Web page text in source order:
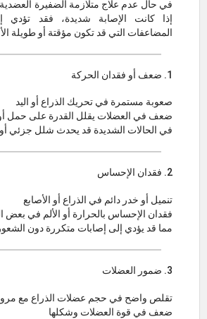
في حال عدم علاج متلازمة الضفيرة
إذا كانت الإصابة شديدة، فقد
المضاعفات التي قد تكون مؤقتة أو طويلة
1. ضعف أو فقدان الحركة
صعوبة مستمرة في تحريك الذراع أو اليد
ضعف في العضلات يقلل القدرة على حمل أو
في الحالات الشديدة قد يحدث شلل جزئي
2. فقدان الإحساس
تنميل أو خدر دائم في الذراع أو الأصابع
فقدان الإحساس بالحرارة أو الألم في بعض
مما قد يؤدي إلى إصابات متكررة دون
3. ضمور العضلات
تقلص واضح في حجم عضلات الذراع مع
ضعف في قوة العضلات وشكلها